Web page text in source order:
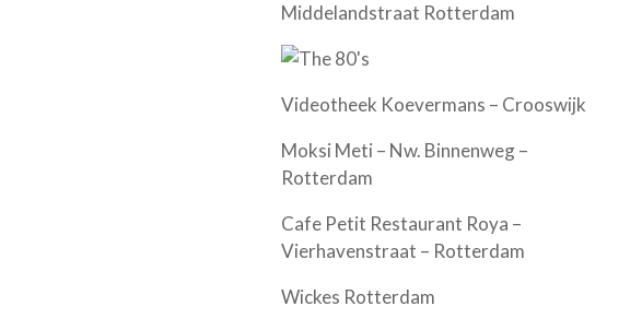
Middelandstraat Rotterdam
Videotheek Koevermans – Crooswijk
Moksi Meti – Nw. Binnenweg –
Rotterdam
Cafe Petit Restaurant Roya –
Vierhavenstraat – Rotterdam
Wickes Rotterdam